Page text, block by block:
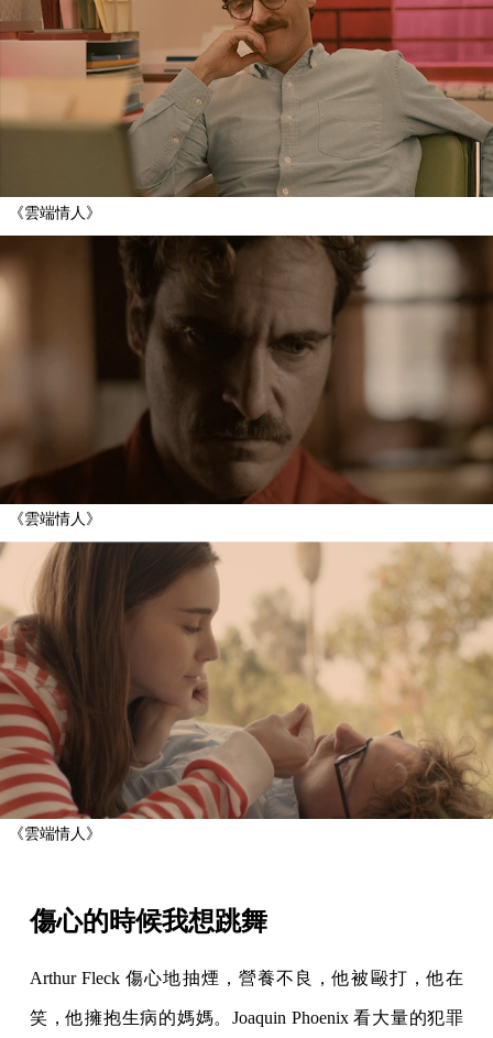
《雲端情人》
《雲端情人》
《雲端情人》
傷心的時候我想跳舞
Arthur Fleck 傷心地抽煙，營養不良，他被毆打，他在
笑，他擁抱生病的媽媽。Joaquin Phoenix 看大量的犯罪